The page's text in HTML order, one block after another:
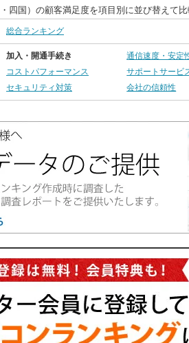
四国）の顧客満足度を項目別に並び替えて比
総合ランキング
加入・開通手続き 通信速度・安定
コストパフォーマンス
サポートサービ
セキュリティ対策
会社の信頼性